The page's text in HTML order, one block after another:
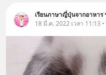
เรียนภาษาญี่ปุ่นจากอาหาร
18 มี.ค. 2022 เวลา 11:13